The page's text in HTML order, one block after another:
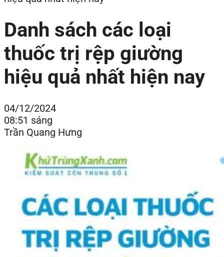
Danh sách các loại
thuốc trị rệp giường
hiệu quả nhất hiện nay
04/12/2024
08:51 sáng
Trần Quang Hưng